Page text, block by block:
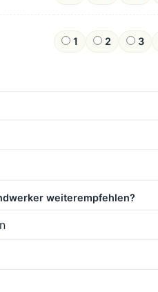
1 2 3
weiterempfehlen?